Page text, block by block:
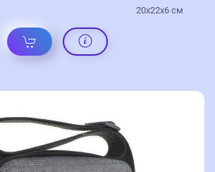
20x22x6 см